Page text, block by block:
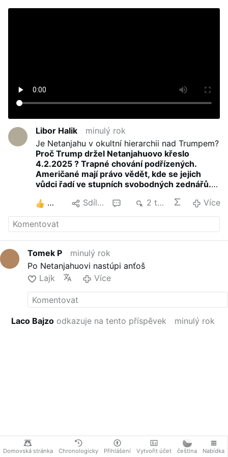
Domovská stránka Chronologicky Přihlášení Vytvořit účet čeština Nabídka
Libor Halik
minulý rok
Je Netanjahu v okultní hierarchii nad Trumpem?
Proč Trump držel Netanjahuovo křeslo
4.2.2025 ? Trapné chování podřízených.
Američané mají právo vědět, kde se jejich
vůdci řadí ve stupních svobodných zednářů.
zednářů, dokonce i od cizinců?
Sdílet 2 tis. Více
Tomek P
minulý rok
Po Netanjahuovi nastúpi anťoš
Lajk
Více
Laco Bajzo odkazuje na tento příspěvek minulý rok